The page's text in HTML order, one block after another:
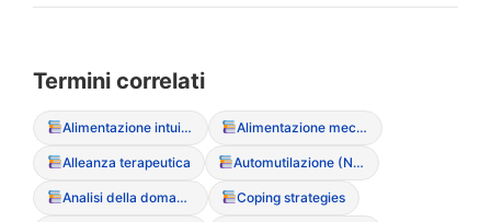
Termini correlati
Alimentazione intuitiva (Intuitive Eating) Alimentazione meccanica
Alleanza terapeutica Automutilazione (NSSI – Non-Suicidal Self-Injury)
Analisi della domanda Coping strategies